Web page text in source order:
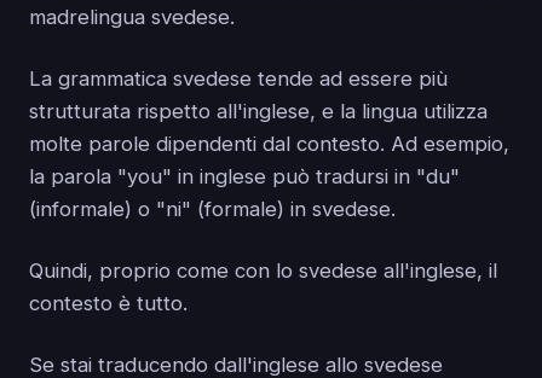
madrelingua svedese.
La grammatica svedese tende ad essere più
strutturata rispetto all'inglese, e la lingua utilizza
molte parole dipendenti dal contesto. Ad esempio,
la parola "you" in inglese può tradursi in "du"
(informale) o "ni" (formale) in svedese.
Quindi, proprio come con lo svedese all'inglese, il
contesto è tutto.
Se stai traducendo dall'inglese allo svedese